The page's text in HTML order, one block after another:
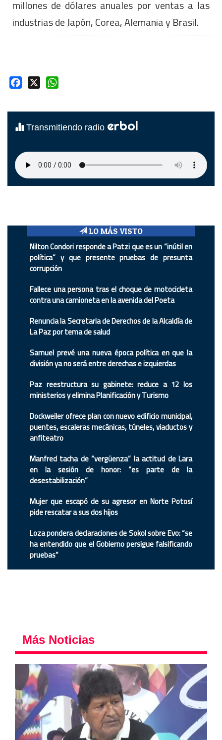
millones de dólares anuales por ventas a las
industrias de Japón, Corea, Alemania y Brasil.
Facebook
Transmitiendo radio erbol
LO MÁS VISTO
Nilton Condori responde a Patzi que es un “inútil en
política” y que presente pruebas de presunta
corrupción
Fallece una persona tras el choque de motocicleta
contra una camioneta en la avenida del Poeta
Renuncia la Secretaria de Derechos de la Alcaldía de
La Paz por tema de salud
Samuel prevé una nueva época política en que la
división ya no será entre derechas e izquierdas
Paz reestructura su gabinete: reduce a 12 los
ministerios y elimina Planificación y Turismo
Dockweiler ofrece plan con nuevo edificio municipal,
puentes, escaleras mecánicas, túneles, viaductos y
anfiteatro
Manfred tacha de “vergüenza” la actitud de Lara
en la sesión de honor: “es parte de la
desestabilización”
Mujer que escapó de su agresor en Norte Potosí
pide rescatar a sus dos hijos
Loza pondera declaraciones de Sokol sobre Evo: “se
ha entendido que el Gobierno persigue falsificando
pruebas”
Más Noticias